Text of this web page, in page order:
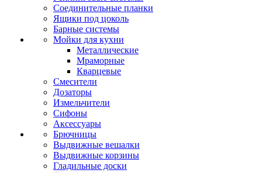
Соединительные планки
Ящики под цоколь
Барные системы
Мойки для кухни
Металлические
Мраморные
Кварцевые
Смесители
Дозаторы
Измельчители
Сифоны
Аксессуары
Брючницы
Выдвижные вешалки
Выдвижные корзины
Гладильные доски